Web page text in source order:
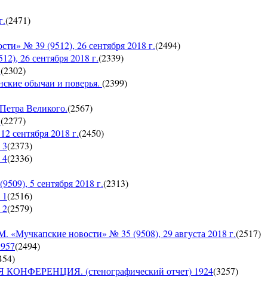
(2471)
№ 39 (9512), 26 сентября 2018 г.(2494)
26 сентября 2018 г.(2339)
(2302)
обычаи и поверья. (2399)
Великого.(2567)
(2277)
сентября 2018 г.(2450)
(2373)
4(2336)
5 сентября 2018 г.(2313)
(2516)
2(2579)
новости» № 35 (9508), 29 августа 2018 г.(2517)
(2494)
)
(стенографический отчет) 1924(3257)